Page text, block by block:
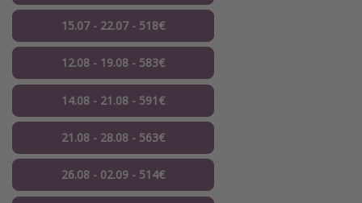
15.07 - 22.07 - 518€
12.08 - 19.08 - 583€
14.08 - 21.08 - 591€
21.08 - 28.08 - 563€
26.08 - 02.09 - 514€